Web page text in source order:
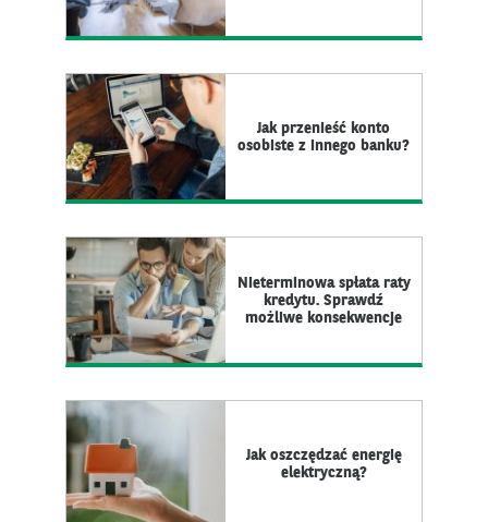
Jak przenieść konto
osobiste z innego banku?
Nieterminowa spłata raty
kredytu. Sprawdź
możliwe konsekwencje
Jak oszczędzać energię
elektryczną?